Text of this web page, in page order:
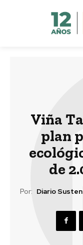
Viña
plan
de
Por: Diario